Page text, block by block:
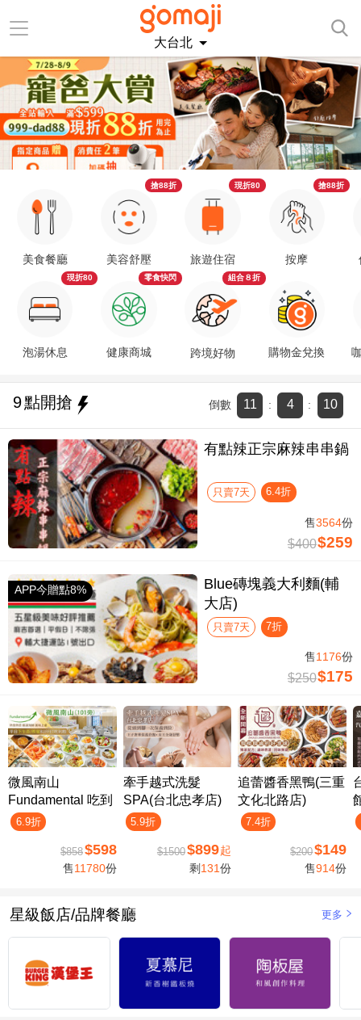
大台北
美食餐廳
泡湯休息
現折80
美容舒壓
搶88折
健康商城
零食快閃
旅遊住宿
現折80
跨境好物
組合８折
按摩
搶88折
購物金兌換
9點開搶 倒數 11 : 4 : 9
有點辣正宗麻辣串串鍋
只賣7天 6.4折
售3564份
$400$259
APP今贈點8%
Blue磚塊義大利麵(輔
大店)
只賣7天 7折
售1176份
$250$175
微風南山
Fundamental 吃到
飽6.9折
$858$598
售11780份
牽手越式洗髮
SPA(台北忠孝店)
5.9折
$1500$899起
剩 131份
追蕾醬香黑鴨(三重
文化北路店)
7.4折
$200$149
售914份
星級飯店/品牌餐廳 更多